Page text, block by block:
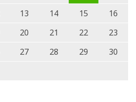
13 14 15
16
20 21 22
23
27 28 29
30